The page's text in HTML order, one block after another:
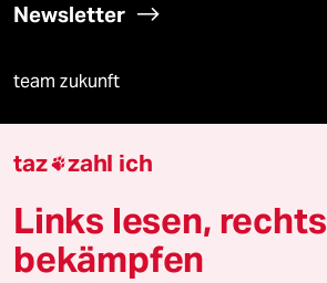
Newsletter
team zukunft
taz lab Infobrief
taz zahl ich
Links lesen, rechts
bekämpfen